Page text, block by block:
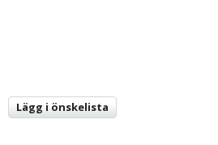
Lägg i önskelista